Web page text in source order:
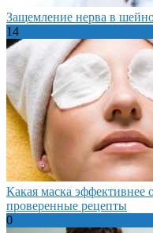
Защемление нерва в
14
Какая маска эффективнее
проверенные рецепты
0